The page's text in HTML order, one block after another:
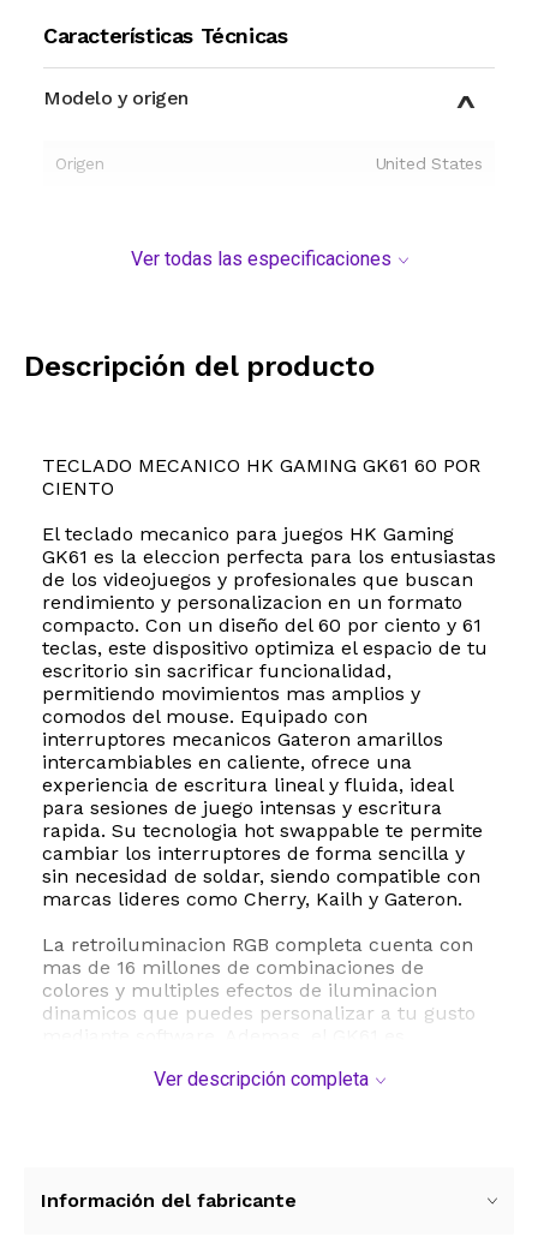
Características Técnicas
Modelo y origen
Origen United States
Ver todas las especificaciones
Descripción del producto
TECLADO MECANICO HK GAMING GK61 60 POR
CIENTO
El teclado mecanico para juegos HK Gaming
GK61 es la eleccion perfecta para los entusiastas
de los videojuegos y profesionales que buscan
rendimiento y personalizacion en un formato
compacto. Con un diseño del 60 por ciento y 61
teclas, este dispositivo optimiza el espacio de tu
escritorio sin sacrificar funcionalidad,
permitiendo movimientos mas amplios y
comodos del mouse. Equipado con
interruptores mecanicos Gateron amarillos
intercambiables en caliente, ofrece una
experiencia de escritura lineal y fluida, ideal
para sesiones de juego intensas y escritura
rapida. Su tecnologia hot swappable te permite
cambiar los interruptores de forma sencilla y
sin necesidad de soldar, siendo compatible con
marcas lideres como Cherry, Kailh y Gateron.
La retroiluminacion RGB completa cuenta con
mas de 16 millones de combinaciones de
colores y multiples efectos de iluminacion
dinamicos que puedes personalizar a tu gusto
grabacion de macros avanzadas y la
para juegos de ritmo rapido como FPS, MOBA y
Ver descripción completa
Información del fabricante